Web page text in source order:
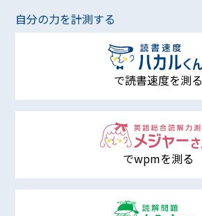
自分の力を計測する
で読書速度を測る
でwpmを測る